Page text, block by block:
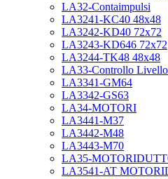
LA32-Contaimpulsi
LA3241-KC40 48x48
LA3242-KD40 72x72
LA3243-KD646 72x72
LA3244-TK48 48x48
LA33-Controllo
LA3341-GM64
LA3342-GS63
LA34-MOTORI
LA3441-M37
LA3442-M48
LA3443-M70
LA35-
LA3541-AT